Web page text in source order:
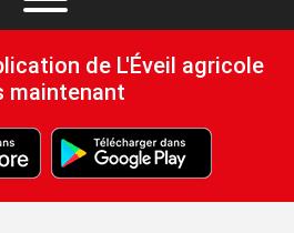
de L'Éveil agricole
maintenant